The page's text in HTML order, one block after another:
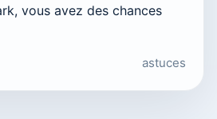
vous avez des chances
astuces